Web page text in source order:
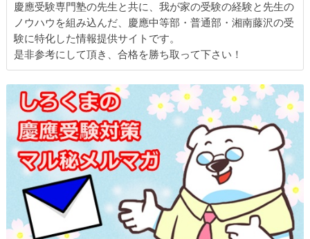
慶應受験専門塾の先生と共に、我が家の受験の経験と先生の
ノウハウを組み込んだ、慶應中等部・普通部・湘南藤沢の受
験に特化した情報提供サイトです。
是非参考にして頂き、合格を勝ち取って下さい！